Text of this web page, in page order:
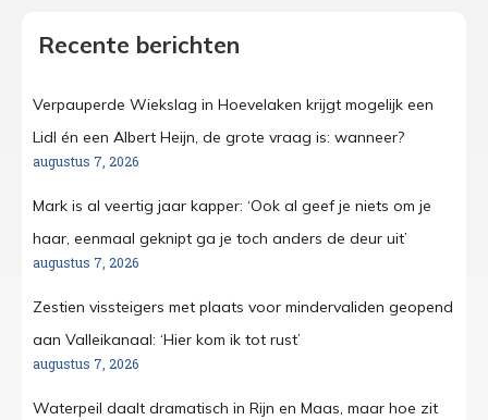
Recente berichten
Verpauperde Wiekslag in Hoevelaken krijgt mogelijk een
Lidl én een Albert Heijn, de grote vraag is: wanneer?
augustus 7, 2026
Mark is al veertig jaar kapper: ‘Ook al geef je niets om je
haar, eenmaal geknipt ga je toch anders de deur uit’
augustus 7, 2026
Zestien vissteigers met plaats voor mindervaliden geopend
aan Valleikanaal: ‘Hier kom ik tot rust’
augustus 7, 2026
Waterpeil daalt dramatisch in Rijn en Maas, maar hoe zit